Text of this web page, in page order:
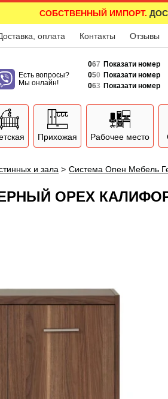
СОБСТВЕННЫЙ ИМПОРТ.
оплата Контакты Отзывы
Есть вопросы?
Мы онлайн!
067 Показати номер
050 Показати номер
063 Показати номер
Прихожая Рабочее место
и зала > Система Опен Мебель
ОРЕХ